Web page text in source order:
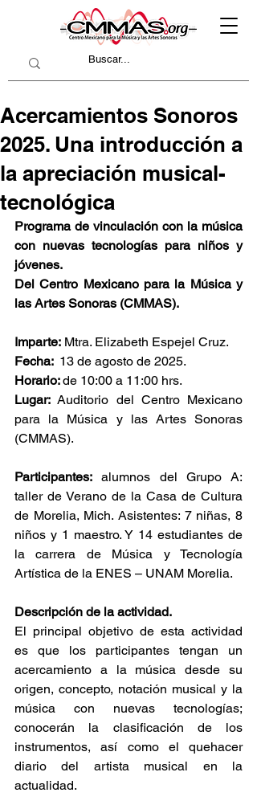
Acercamientos Sonoros
2025. Una introducción a
la apreciación musical-
tecnológica
Programa de vinculación con la música
con nuevas tecnologías para niños y
jóvenes.
Del Centro Mexicano para la Música y
las Artes Sonoras (CMMAS).
Imparte: Mtra. Elizabeth Espejel Cruz.
Fecha: 13 de agosto de 2025.
Horario: de 10:00 a 11:00 hrs.
Lugar: Auditorio del Centro Mexicano
para la Música y las Artes Sonoras
(CMMAS).
Participantes: alumnos del Grupo A:
taller de Verano de la Casa de Cultura
de Morelia, Mich. Asistentes: 7 niñas, 8
niños y 1 maestro. Y 14 estudiantes de
la carrera de Música y Tecnología
Artística de la ENES – UNAM Morelia.
Descripción de la actividad.
El principal objetivo de esta actividad
es que los participantes tengan un
acercamiento a la música desde su
origen, concepto, notación musical y la
música con nuevas tecnologías;
conocerán la clasificación de los
instrumentos, así como el quehacer
diario del artista musical en la
actualidad.